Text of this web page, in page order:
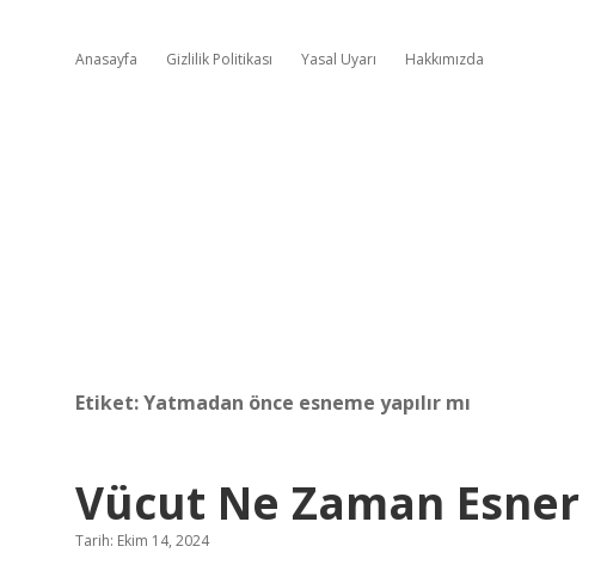
Anasayfa Gizlilik Politikası Yasal Uyarı Hakkımızda
Etiket:Yatmadan önce esneme yapılır mı
Vücut Ne Zaman Esner
Tarih: Ekim 14, 2024